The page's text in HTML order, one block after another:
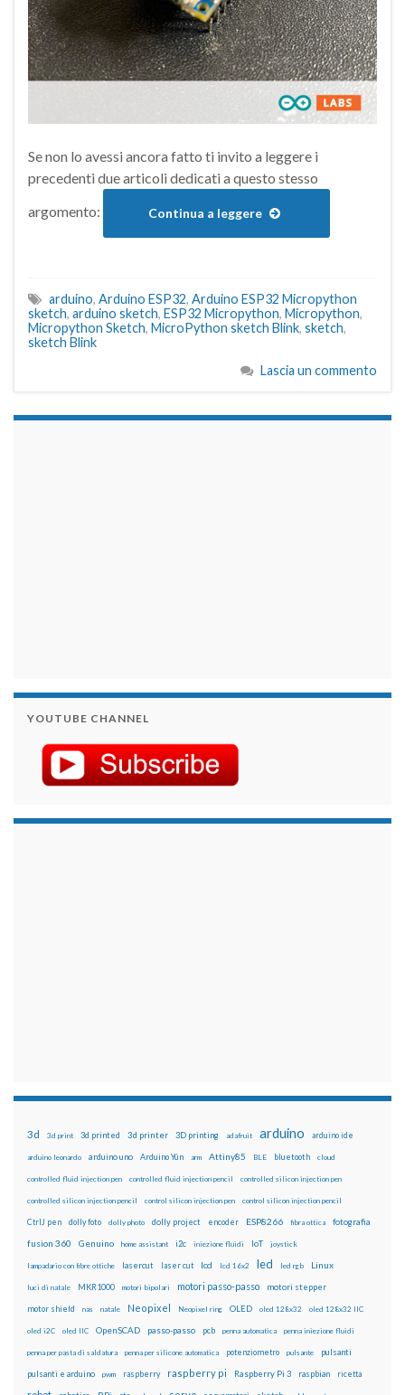
Se non lo avessi ancora fatto ti invito a leggere i
precedenti due articoli dedicati a questo stesso
argomento:
Continua a leggere
arduino, Arduino ESP32, Arduino ESP32 Micropython
sketch, arduino sketch, ESP32 Micropython, Micropython,
Micropython Sketch, MicroPython sketch Blink, sketch,
sketch Blink
Lascia un commento
YOUTUBE CHANNEL
3d 3d print 3d printed 3d printer 3D printing adafruit arduino arduino ide
arduino leonardo arduino uno Arduino Yún arm Attiny85 BLE bluetooth cloud
controlled fluid injection pen controlled fluid injection pencil controlled silicon injection pen
controlled silicon injection pencil control silicon injection pen control silicon injection pencil
CtrlJ pen dolly foto dolly photo dolly project encoder ESP8266 fibra ottica fotografia
fusion 360 Genuino home assistant i2c iniezione fluidi IoT joystick
lampadario con fibre ottiche lasercut laser cut lcd lcd 16x2 led led rgb Linux
luci di natale MKR1000 motori bipolari motori passo-passo motori stepper
motor shield nas natale Neopixel Neopixel ring OLED oled 128x32 oled 128x32 IIC
oled i2C oled IIC OpenSCAD passo-passo pcb penna automatica penna iniezione fluidi
penna per pasta di saldatura penna per silicone automatica potenziometro pulsante pulsanti
pulsanti e arduino pwm raspberry raspberry pi Raspberry Pi 3 raspbian ricetta